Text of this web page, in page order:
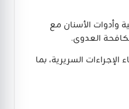
وأدوات الأسنان مع
مكافحة العدوى.
الإجراءات السريرية، بما